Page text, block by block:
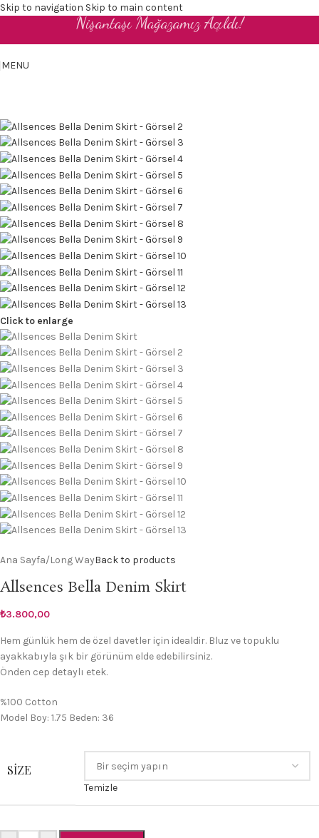
Skip to navigation Skip to main content
Nişantaşı Mağazamız Açıldı!
MENU
Click to enlarge
Ana Sayfa/Long WayBack to products
Allsences Bella Denim Skirt
₺3.800,00
Hem günlük hem de özel davetler için idealdir. Bluz ve topuklu
ayakkabıyla şık bir görünüm elde edebilirsiniz.
Önden cep detaylı etek.
%100 Cotton
Model Boy: 1.75 Beden: 36
SIZE
Temizle
TR